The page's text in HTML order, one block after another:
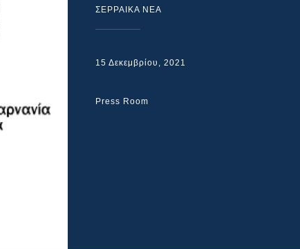
ΣΕΡΡΑΙΚΑ ΝΕΑ
15 Δεκεμβρίου, 2021
Press Room